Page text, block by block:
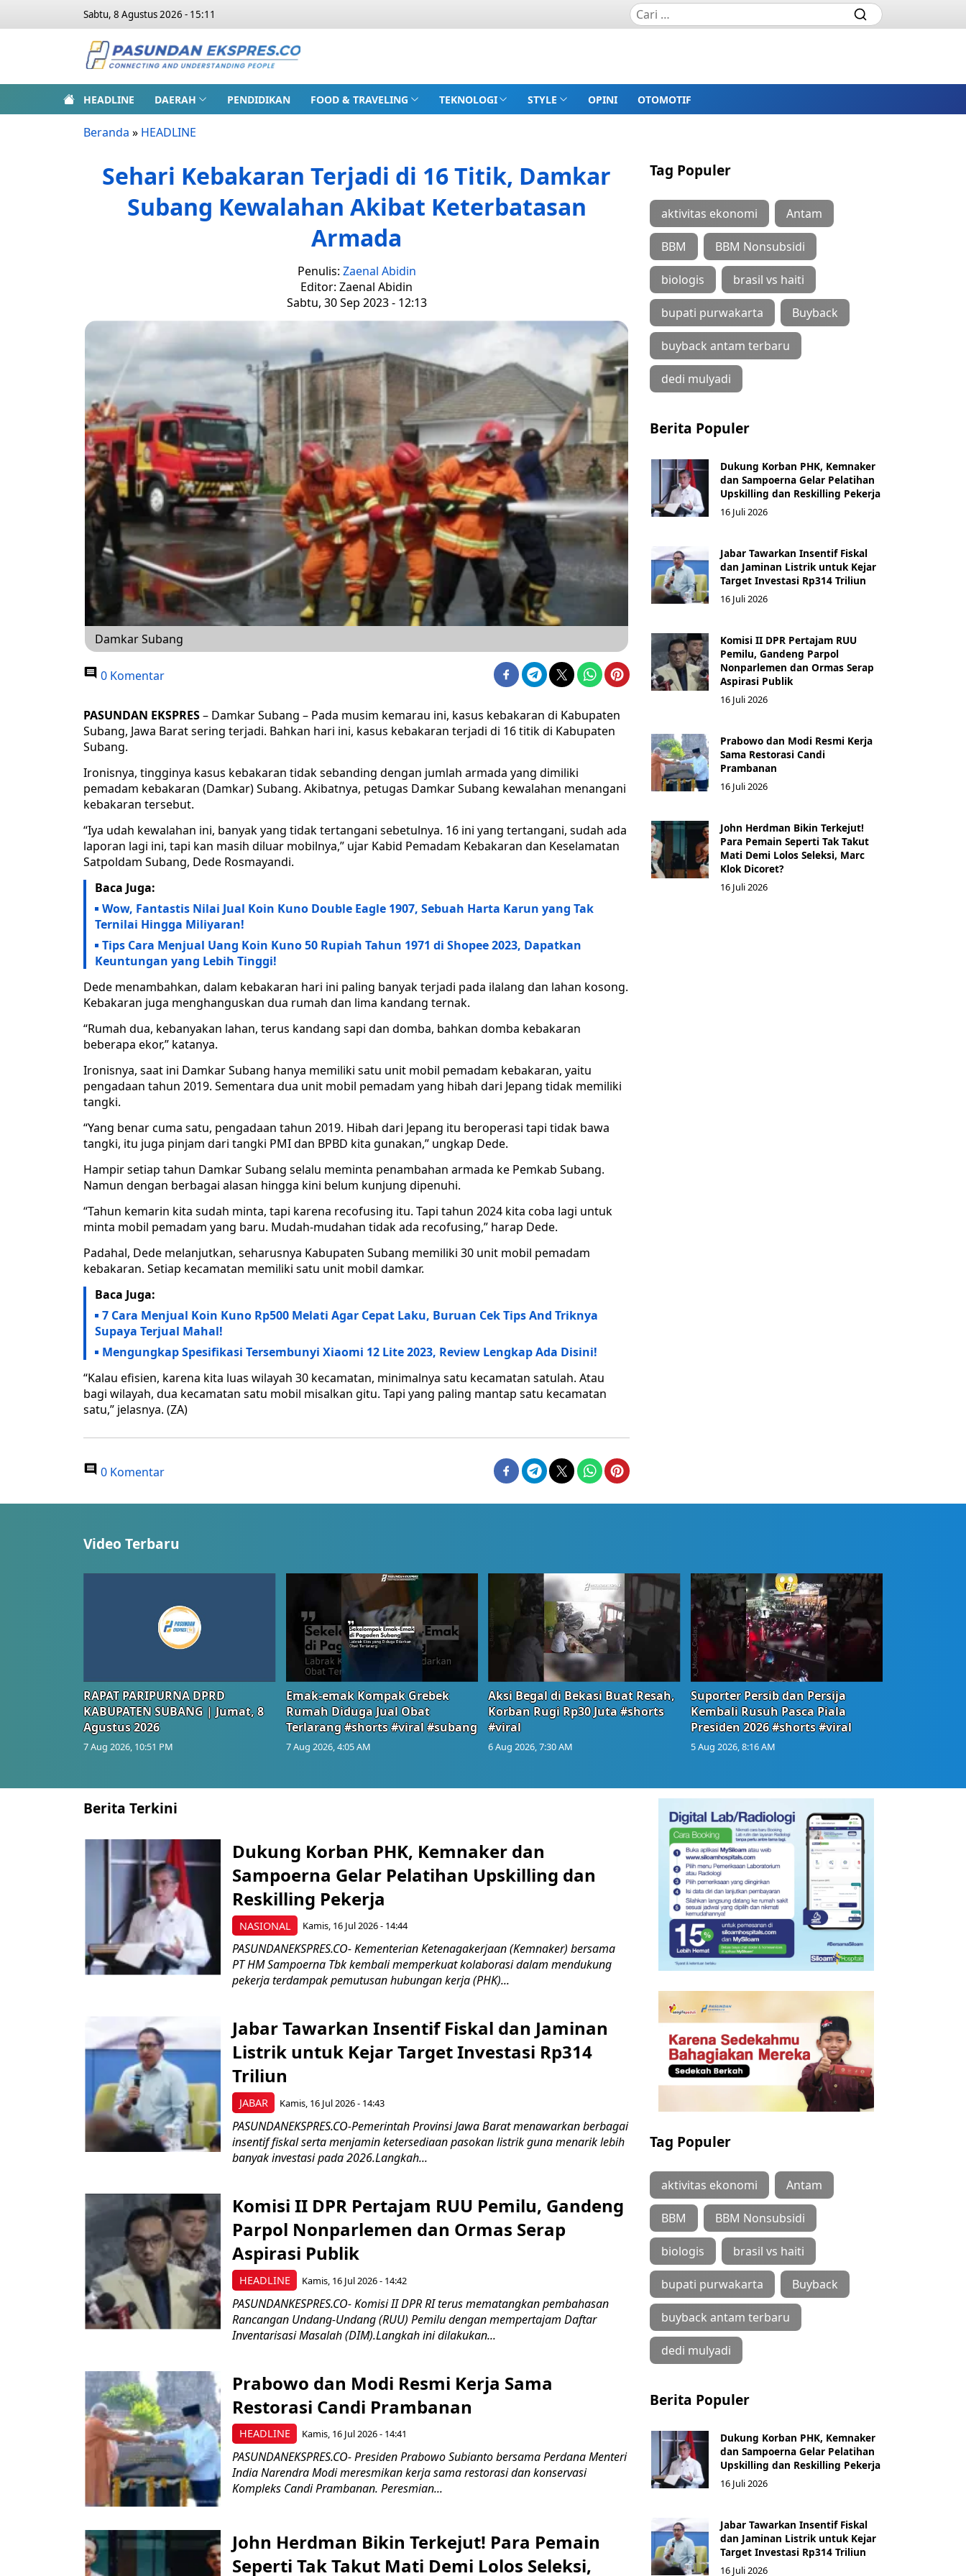
Sabtu, 8 Agustus 2026 - 15:11
HEADLINE DAERAH PENDIDIKAN FOOD & TRAVELING TEKNOLOGI STYLE OPINI OTOMOTIF
Beranda » HEADLINE
Sehari Kebakaran Terjadi di 16 Titik, Damkar
Subang Kewalahan Akibat Keterbatasan
Armada
Penulis: Zaenal Abidin
Editor: Zaenal Abidin
Sabtu, 30 Sep 2023 - 12:13
Damkar Subang
0 Komentar
PASUNDAN EKSPRES– Damkar Subang – Pada musim kemarau ini, kasus kebakaran di Kabupaten
Subang, Jawa Barat sering terjadi. Bahkan hari ini, kasus kebakaran terjadi di 16 titik di Kabupaten
Subang.
Ironisnya, tingginya kasus kebakaran tidak sebanding dengan jumlah armada yang dimiliki
pemadam kebakaran (Damkar) Subang. Akibatnya, petugas Damkar Subang kewalahan menangani
kebakaran tersebut.
“Iya udah kewalahan ini, banyak yang tidak tertangani sebetulnya. 16 ini yang tertangani, sudah ada
laporan lagi ini, tapi kan masih diluar mobilnya,” ujar Kabid Pemadam Kebakaran dan Keselamatan
Satpoldam Subang, Dede Rosmayandi.
Baca Juga:
Wow, Fantastis Nilai Jual Koin Kuno Double Eagle 1907, Sebuah Harta Karun yang Tak
Ternilai Hingga Miliyaran!
Tips Cara Menjual Uang Koin Kuno 50 Rupiah Tahun 1971 di Shopee 2023, Dapatkan
Keuntungan yang Lebih Tinggi!
Dede menambahkan, dalam kebakaran hari ini paling banyak terjadi pada ilalang dan lahan kosong.
Kebakaran juga menghanguskan dua rumah dan lima kandang ternak.
“Rumah dua, kebanyakan lahan, terus kandang sapi dan domba, bahkan domba kebakaran
beberapa ekor,” katanya.
Ironisnya, saat ini Damkar Subang hanya memiliki satu unit mobil pemadam kebakaran, yaitu
pengadaan tahun 2019. Sementara dua unit mobil pemadam yang hibah dari Jepang tidak memiliki
tangki.
“Yang benar cuma satu, pengadaan tahun 2019. Hibah dari Jepang itu beroperasi tapi tidak bawa
tangki, itu juga pinjam dari tangki PMI dan BPBD kita gunakan,” ungkap Dede.
Hampir setiap tahun Damkar Subang selalu meminta penambahan armada ke Pemkab Subang.
Namun dengan berbagai alasan hingga kini belum kunjung dipenuhi.
“Tahun kemarin kita sudah minta, tapi karena recofusing itu. Tapi tahun 2024 kita coba lagi untuk
minta mobil pemadam yang baru. Mudah-mudahan tidak ada recofusing,” harap Dede.
Padahal, Dede melanjutkan, seharusnya Kabupaten Subang memiliki 30 unit mobil pemadam
kebakaran. Setiap kecamatan memiliki satu unit mobil damkar.
Baca Juga:
7 Cara Menjual Koin Kuno Rp500 Melati Agar Cepat Laku, Buruan Cek Tips And Triknya
Supaya Terjual Mahal!
Mengungkap Spesifikasi Tersembunyi Xiaomi 12 Lite 2023, Review Lengkap Ada Disini!
“Kalau efisien, karena kita luas wilayah 30 kecamatan, minimalnya satu kecamatan satulah. Atau
bagi wilayah, dua kecamatan satu mobil misalkan gitu. Tapi yang paling mantap satu kecamatan
satu,” jelasnya. (ZA)
0 Komentar
Tag Populer
aktivitas ekonomi Antam
BBM BBM Nonsubsidi
biologis brasil vs haiti
bupati purwakarta Buyback
buyback antam terbaru
dedi mulyadi
Berita Populer
Dukung Korban PHK, Kemnaker
dan Sampoerna Gelar Pelatihan
Upskilling dan Reskilling Pekerja
16 Juli 2026
Jabar Tawarkan Insentif Fiskal
dan Jaminan Listrik untuk Kejar
Target Investasi Rp314 Triliun
16 Juli 2026
Komisi II DPR Pertajam RUU
Pemilu, Gandeng Parpol
Nonparlemen dan Ormas Serap
Aspirasi Publik
16 Juli 2026
Prabowo dan Modi Resmi Kerja
Sama Restorasi Candi
Prambanan
16 Juli 2026
John Herdman Bikin Terkejut!
Para Pemain Seperti Tak Takut
Mati Demi Lolos Seleksi, Marc
Klok Dicoret?
16 Juli 2026
Video Terbaru
RAPAT PARIPURNA DPRD
KABUPATEN SUBANG | Jumat, 8
Agustus 2026
7 Aug 2026, 10:51 PM
Emak-emak Kompak Grebek
Rumah Diduga Jual Obat
Terlarang #shorts #viral #subang
7 Aug 2026, 4:05 AM
Aksi Begal di Bekasi Buat Resah,
Korban Rugi Rp30 Juta #shorts
#viral
6 Aug 2026, 7:30 AM
Suporter Persib dan Persija
Kembali Rusuh Pasca Piala
Presiden 2026 #shorts #viral
5 Aug 2026, 8:16 AM
Berita Terkini
NASIONAL
Dukung Korban PHK, Kemnaker dan
Sampoerna Gelar Pelatihan Upskilling dan
Reskilling Pekerja
Kamis, 16 Jul 2026 - 14:44
PASUNDANEKSPRES.CO- Kementerian Ketenagakerjaan (Kemnaker) bersama
PT HM Sampoerna Tbk kembali memperkuat kolaborasi dalam mendukung
pekerja terdampak pemutusan hubungan kerja (PHK)...
JABAR
Jabar Tawarkan Insentif Fiskal dan Jaminan
Listrik untuk Kejar Target Investasi Rp314
Triliun
Kamis, 16 Jul 2026 - 14:43
PASUNDANEKSPRES.CO-Pemerintah Provinsi Jawa Barat menawarkan berbagai
insentif fiskal serta menjamin ketersediaan pasokan listrik guna menarik lebih
banyak investasi pada 2026.Langkah...
HEADLINE
Komisi II DPR Pertajam RUU Pemilu, Gandeng
Parpol Nonparlemen dan Ormas Serap
Aspirasi Publik
Kamis, 16 Jul 2026 - 14:42
PASUNDANKESPRES.CO- Komisi II DPR RI terus mematangkan pembahasan
Rancangan Undang-Undang (RUU) Pemilu dengan mempertajam Daftar
Inventarisasi Masalah (DIM).Langkah ini dilakukan...
HEADLINE
Prabowo dan Modi Resmi Kerja Sama
Restorasi Candi Prambanan
Kamis, 16 Jul 2026 - 14:41
PASUNDANEKSPRES.CO- Presiden Prabowo Subianto bersama Perdana Menteri
India Narendra Modi meresmikan kerja sama restorasi dan konservasi
Kompleks Candi Prambanan. Peresmian...
John Herdman Bikin Terkejut! Para Pemain
Seperti Tak Takut Mati Demi Lolos Seleksi,
Tag Populer
aktivitas ekonomi Antam
BBM BBM Nonsubsidi
biologis brasil vs haiti
bupati purwakarta Buyback
buyback antam terbaru
dedi mulyadi
Berita Populer
Dukung Korban PHK, Kemnaker
dan Sampoerna Gelar Pelatihan
Upskilling dan Reskilling Pekerja
16 Juli 2026
Jabar Tawarkan Insentif Fiskal
dan Jaminan Listrik untuk Kejar
Target Investasi Rp314 Triliun
16 Juli 2026